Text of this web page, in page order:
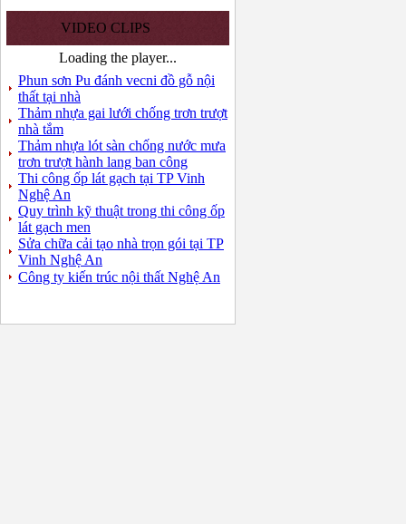
VIDEO CLIPS
Loading the player...
Phun sơn Pu đánh vecni đồ gỗ nội
thất tại nhà
Thảm nhựa gai lưới chống trơn trượt
nhà tắm
Thảm nhựa lót sàn chống nước mưa
trơn trượt hành lang ban công
Thi công ốp lát gạch tại TP Vinh
Nghệ An
Quy trình kỹ thuật trong thi công ốp
lát gạch men
Sửa chữa cải tạo nhà trọn gói tại TP
Vinh Nghệ An
Công ty kiến trúc nội thất Nghệ An